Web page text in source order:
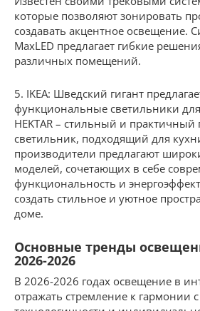
которые позволяют зонировать
создавать акцентное освещение.
MaxLED предлагает гибкие
различных помещений.
5. IKEA: Шведский гигант
функциональные светильники
HEKTAR – стильный и практичный
светильник, подходящий для
производители предлагают
моделей, сочетающих в себе
функциональность и
создать стильное и уютное
доме.
Основные тренды
2026-2026
В 2026-2026 годах освещение в
отражать стремление к гармонии